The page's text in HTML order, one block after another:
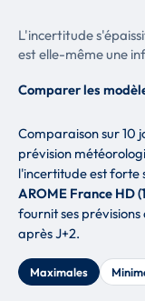
L'incertitude
est elle-même une
Comparer les
Comparaison sur 10
prévision
l'incertitude est forte
AROME France HD
fournit ses
après J+2.
Maximales